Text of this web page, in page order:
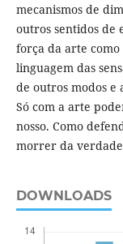
mecanismos de
outros sentidos de
força da arte
linguagem das
de outros modos e
Só com a arte
nosso. Como
morrer da
DOWNLOADS